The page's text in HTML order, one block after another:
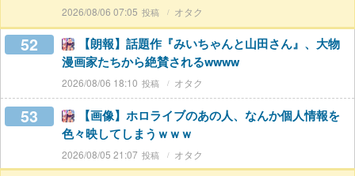
2026/08/06 07:05 オタク
52
【朗報】話題作『みいちゃんと山田さん』、大物
漫画家たちから絶賛されるwwww
2026/08/06 18:10 オタク
53
【画像】ホロライブのあの人、なんか個人情報を
色々映してしまうｗｗｗ
2026/08/05 21:07 オタク